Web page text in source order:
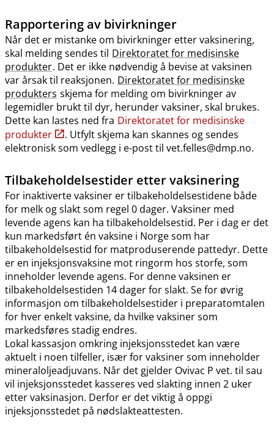
Rapportering av bivirkninger
Når det er mistanke om bivirkninger etter vaksinering,
skal melding sendes til Direktoratet for medisinske
produkter. Det er ikke nødvendig å bevise at vaksinen
var årsak til reaksjonen. Direktoratet for medisinske
produkters skjema for melding om bivirkninger av
legemidler brukt til dyr, herunder vaksiner, skal brukes.
Dette kan lastes ned fra Direktoratet for medisinske
produkter
. Utfylt skjema kan skannes og sendes
elektronisk som vedlegg i e-post til vet.felles@dmp.no.
Tilbakeholdelsestider etter vaksinering
For inaktiverte vaksiner er tilbakeholdelsestidene både
for melk og slakt som regel 0 dager. Vaksiner med
levende agens kan ha tilbakeholdelsestid. Per i dag er det
kun markedsført én vaksine i Norge som har
tilbakeholdelsestid for matproduserende pattedyr. Dette
er en injeksjonsvaksine mot ringorm hos storfe, som
inneholder levende agens. For denne vaksinen er
tilbakeholdelsestiden 14 dager for slakt. Se for øvrig
informasjon om tilbakeholdelsestider i preparatomtalen
for hver enkelt vaksine, da hvilke vaksiner som
markedsføres stadig endres.
Lokal kassasjon omkring injeksjonsstedet kan være
aktuelt i noen tilfeller, især for vaksiner som inneholder
mineraloljeadjuvans. Når det gjelder Ovivac P vet. til sau
vil injeksjonsstedet kasseres ved slakting innen 2 uker
etter vaksinasjon. Derfor er det viktig å oppgi
injeksjonsstedet på nødslakteattesten.